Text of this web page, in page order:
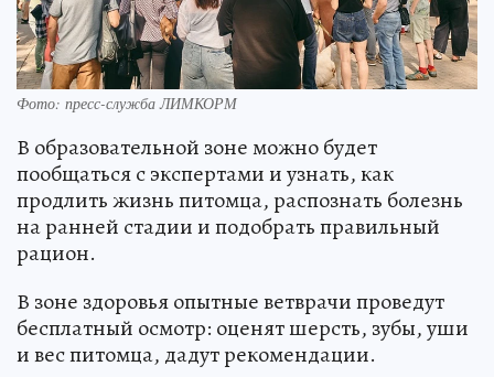
Фото: пресс-служба ЛИМКОРМ
В образовательной зоне можно будет
пообщаться с экспертами и узнать, как
продлить жизнь питомца, распознать болезнь
на ранней стадии и подобрать правильный
рацион.
В зоне здоровья опытные ветврачи проведут
бесплатный осмотр: оценят шерсть, зубы, уши
и вес питомца, дадут рекомендации.